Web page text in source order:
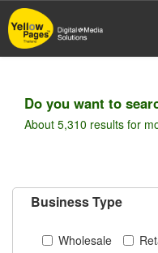
Skip
to
main
Do you want to
About 5,310 results for
Business Type
Wholesale